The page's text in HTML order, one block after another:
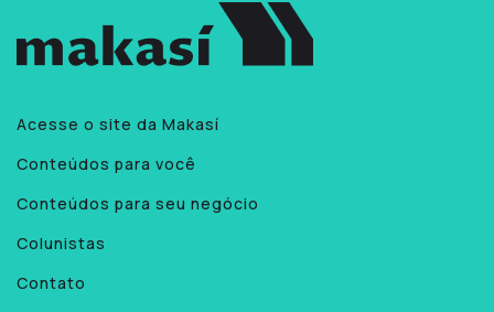
Acesse o site da Makasí
Conteúdos para você
Conteúdos para seu negócio
Colunistas
Contato